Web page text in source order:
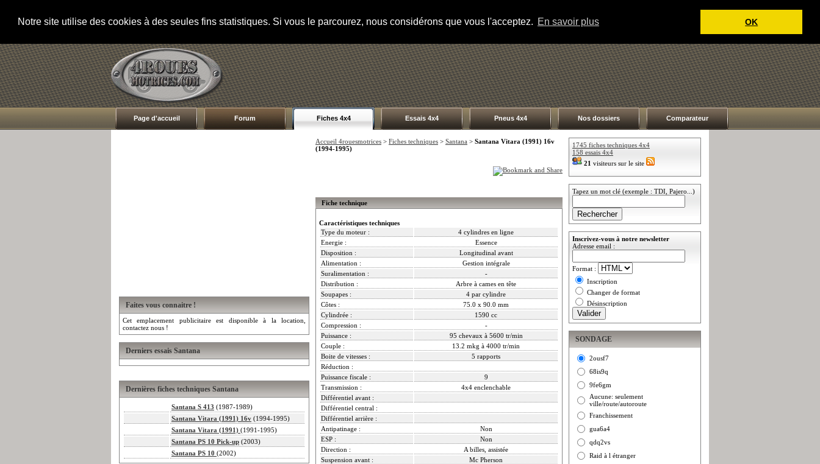
Notre site utilise des cookies à des seules fins statistiques. Si vous le parcourez, nous considérons que vous l'acceptez. En savoir plus OK
Page d'accueil Forum Fiches 4x4 Essais 4x4 Pneus 4x4 Nos dossiers Comparateur
Faites vous connaitre !
Cet emplacement publicitaire est disponible à la location,
contactez nous !
Derniers essais Santana
Dernières fiches techniques Santana
Santana S 413 (1987-1989)
Santana Vitara (1991) 16v (1994-1995)
Santana Vitara (1991) (1991-1995)
Santana PS 10 Pick-up (2003)
Santana PS 10 (2002)
Accueil 4rouesmotrices > Fiches techniques > Santana > Santana Vitara (1991) 16v
(1994-1995)
Fiche technique
Caractéristiques techniques
Type du moteur :
4 cylindres en ligne
Energie :
Essence
Disposition :
Longitudinal avant
Alimentation :
Gestion intégrale
Suralimentation :
-
Distribution :
Arbre à cames en tête
Soupapes :
4 par cylindre
Côtes :
75.0 x 90.0 mm
Cylindrée :
1590 cc
Compression :
-
Puissance :
95 chevaux à 5600 tr/min
Couple :
13.2 mkg à 4000 tr/min
Boite de vitesses :
5 rapports
Réduction :
Puissance fiscale :
9
Transmission :
4x4 enclenchable
Différentiel avant :
Différentiel central :
Différentiel arrière :
Antipatinage :
Non
ESP :
Non
Direction :
A billes, assistée
Suspension avant :
Mc Pherson
1745 fiches techniques 4x4
158 essais 4x4
21 visiteurs sur le site
Tapez un mot clé (exemple : TDI, Pajero...)
Inscrivez-vous à notre newsletter
Adresse email :
Format :
Inscription
Changer de format
Désinscription
SONDAGE
2ousf7
68is9q
9fe6gm
Aucune: seulement
ville/route/autoroute
Franchissement
gua6a4
qdq2vs
Raid à l étranger